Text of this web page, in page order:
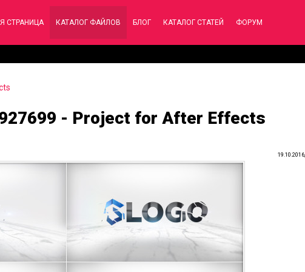
СТРАНИЦА КАТАЛОГ ФАЙЛОВ БЛОГ КАТАЛОГ СТАТЕЙ ФОРУМ
- Project for After Effects